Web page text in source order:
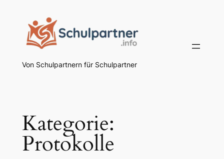
springen
Von Schulpartnern für Schulpartner
Kategorie:
Protokolle